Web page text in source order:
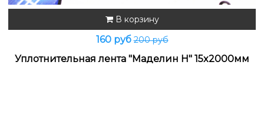
В корзину
160 руб200 руб
Уплотнительная лента "Маделин Н" 15x2000мм